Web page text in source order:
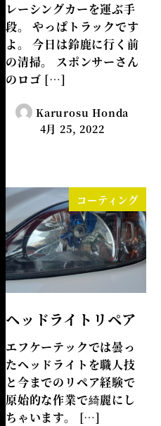
レーシングカーを運ぶ手
段。 やっぱトラックです
よ。 今日は鈴鹿に行く前
の清掃。 スポンサーさん
のロゴ […]
Karurosu Honda
4月 25, 2022
コーティング
ヘッドライトリペア
エフケーテックでは曇っ
たヘッドライトを職人技
と今までのリペア経験で
原始的な作業で綺麗にし
ちゃいます。 […]